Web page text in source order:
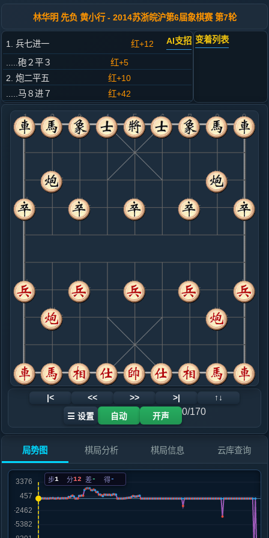
林华明 先负 黄小行 - 2014苏浙皖沪第6届象棋赛 第7轮
1. 兵七进一 红+12 AI支招
.....砲２平３
红+5
2. 炮二平五
红+10
.....马８进７
红+42
3. 马二进三
红+26
.....车９平８
红+39
4. 马八进九
红+2
.....象３进５
红+18
5. 车一平二
红+6
.....砲８进２
6. 炮八平六
红+51
兵三进一
.....砲３进３
红+100
卒７进１
7. 车九平八
红+19
车二进四
8. 兵三进一
红+24
.....士６进５
红+102
士４进５
9. 车二进一
红+9
炮五平四
.....车１平２
10. 车八进九
红+71
.....马３退２
红+58
红+68
.....马２进３
红+62
12. 炮五退一
红+56
红+320
砲８进４
红+286
.....砲３进２
红+479
砲８进４
14. 车八平七
红+602
车八进一
.....砲３平２
红+426
15. 炮六平七
红+7
.....砲８进４
红+10
16. 车七退一
.....马３进４
变着列表
|< << >> >| ↑↓
☰ 设置 自动 开声 0/170
局势图 棋局分析 棋局信息 云库查询
步1 分12 差- 得-